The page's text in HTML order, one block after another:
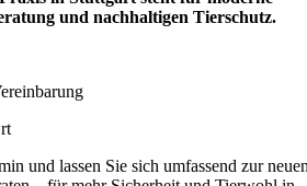
und nachhaltigen Tierschutz.
und lassen Sie sich umfassend zur